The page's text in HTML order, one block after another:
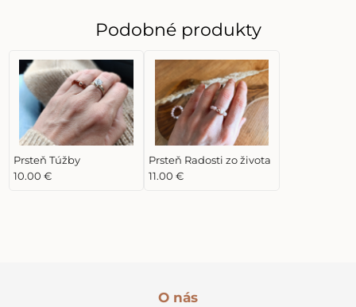
Podobné produkty
Prsteň Túžby
10.00 €
Prsteň Radosti zo života
11.00 €
O nás